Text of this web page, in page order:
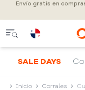
Envío gratis en
SALE DAYS
Inicio Corrales